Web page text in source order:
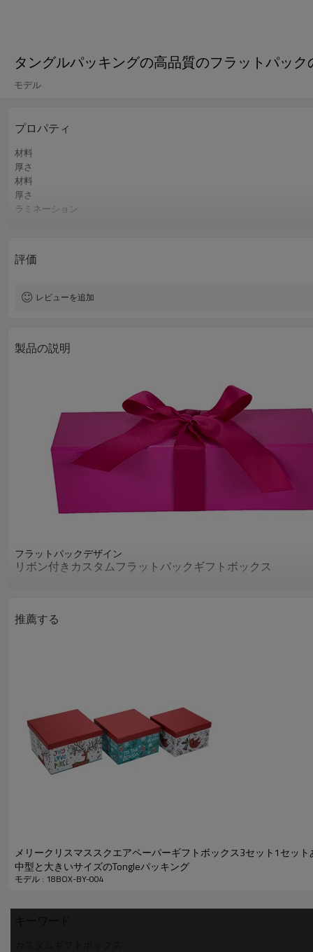
タングルパッキングの高品質のフラットパッ
モデル
プロパティ
材料
厚さ
材料
厚さ
ラミネーション
Moq
評価
レビューを追加
製品の説明
フラットパックデザイン
リボン付きカスタムフラットパックギフトボックス
推薦する
メリークリスマススクエアペーパーギフトボックス3セット1セット
中型と大きいサイズのTongleパッキング
モデル : 18BOX-BY-004